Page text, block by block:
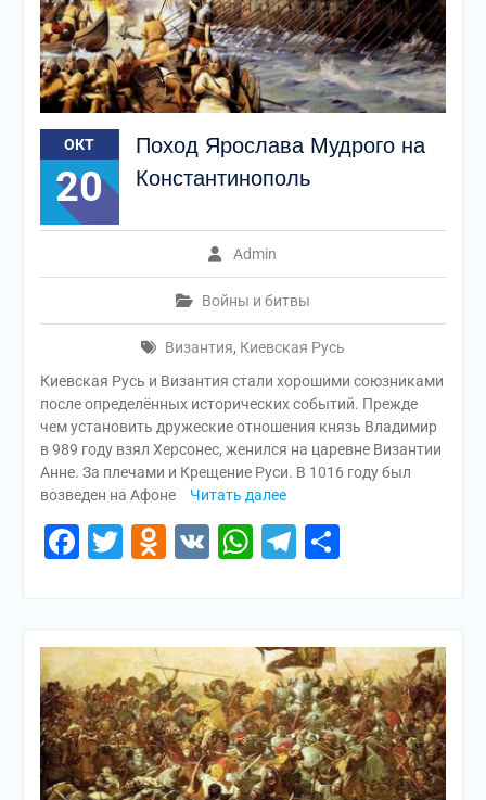
ОКТ
20
Поход Ярослава Мудрого на
Константинополь
Admin
Войны и битвы
Византия, Киевская Русь
Киевская Русь и Византия стали хорошими союзниками
после определённых исторических событий. Прежде
чем установить дружеские отношения князь Владимир
в 989 году взял Херсонес, женился на царевне Византии
Анне. За плечами и Крещение Руси. В 1016 году был
возведен на Афоне
Читать далее
Facebook
Twitter
Odnoklassniki
VK WhatsApp
Telegram